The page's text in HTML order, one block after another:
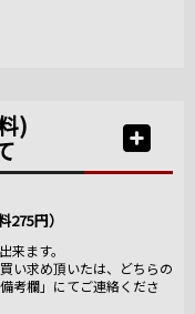
)
275円）
ます。
い求め頂いたは、どちらの
考欄」にてご連絡くださ